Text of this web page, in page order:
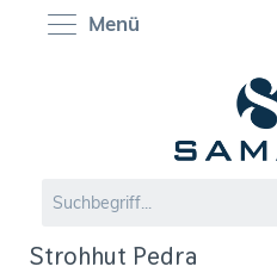
Menü
Strohhut Pedra